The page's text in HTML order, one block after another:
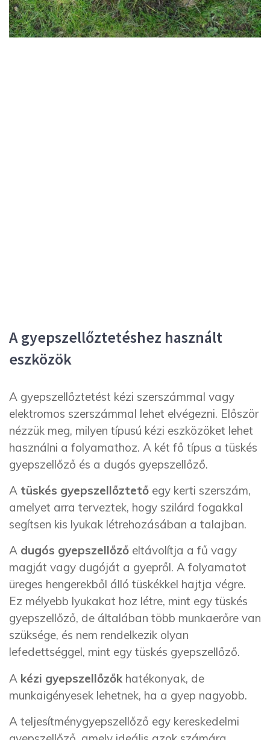
A gyepszellőztetéshez használt
eszközök
A gyepszellőztetést kézi szerszámmal vagy
elektromos szerszámmal lehet elvégezni. Először
nézzük meg, milyen típusú kézi eszközöket lehet
használni a folyamathoz. A két fő típus a tüskés
gyepszellőző és a dugós gyepszellőző.
A tüskés gyepszellőztető egy kerti szerszám,
amelyet arra terveztek, hogy szilárd fogakkal
segítsen kis lyukak létrehozásában a talajban.
A dugós gyepszellőző eltávolítja a fű vagy
magját vagy dugóját a gyepről. A folyamatot
üreges hengerekből álló tüskékkel hajtja végre.
Ez mélyebb lyukakat hoz létre, mint egy tüskés
gyepszellőző, de általában több munkaerőre van
szüksége, és nem rendelkezik olyan
lefedettséggel, mint egy tüskés gyepszellőző.
A kézi gyepszellőzők hatékonyak, de
munkaigényesek lehetnek, ha a gyep nagyobb.
A teljesítménygyepszellőző egy kereskedelmi